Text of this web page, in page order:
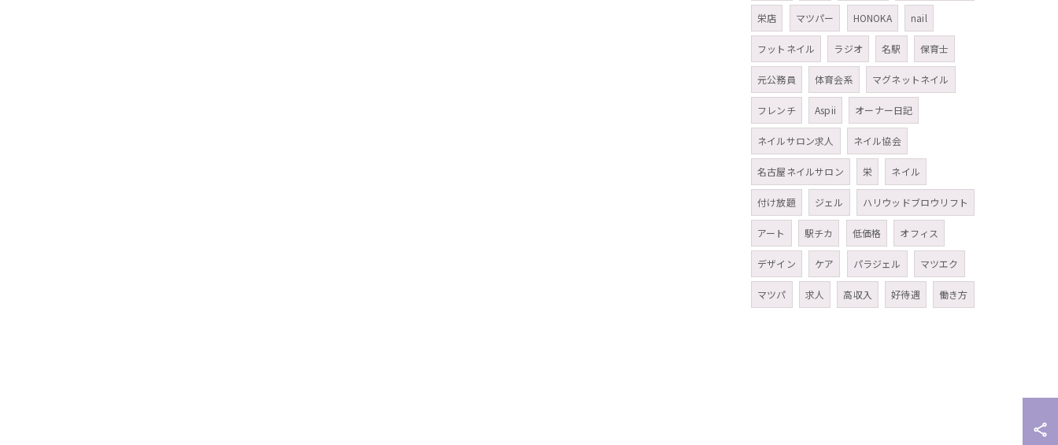
栄店 マツパー HONOKA nail
フットネイル ラジオ 名駅 保育士
元公務員 体育会系 マグネットネイル
フレンチ Aspii オーナー日記
ネイルサロン求人 ネイル協会
名古屋ネイルサロン 栄 ネイル
付け放題 ジェル ハリウッドブロウリフト
アート 駅チカ 低価格 オフィス
デザイン ケア パラジェル マツエク
マツパ 求人 高収入 好待遇 働き方